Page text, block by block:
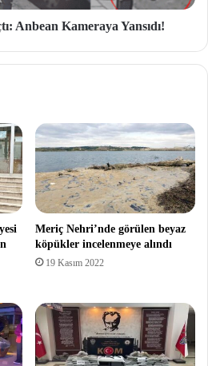
Anbean Kameraya Yansıdı!
Meriç Nehri’nde görülen beyaz
köpükler incelenmeye alındı
19 Kasım 2022